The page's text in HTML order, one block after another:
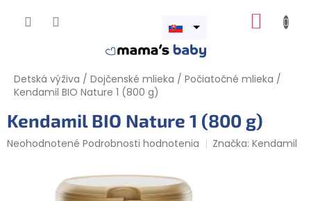
Otvoriť
Detská výživa / Dojčenské mlieka / Počiatočné mlieka /
Kendamil BIO Nature 1 (800 g)
Kendamil BIO Nature 1 (800 g)
Priemerné
Neohodnotené Podrobnosti hodnotenia Značka:Kendamil